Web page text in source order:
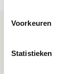
Voorkeuren
Statistieken